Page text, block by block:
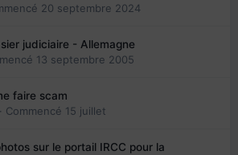
20 septembre 2024
judiciaire - Allemagne
13 septembre 2005
faire scam
· Commencé 15 juillet
sur le portail IRCC pour la